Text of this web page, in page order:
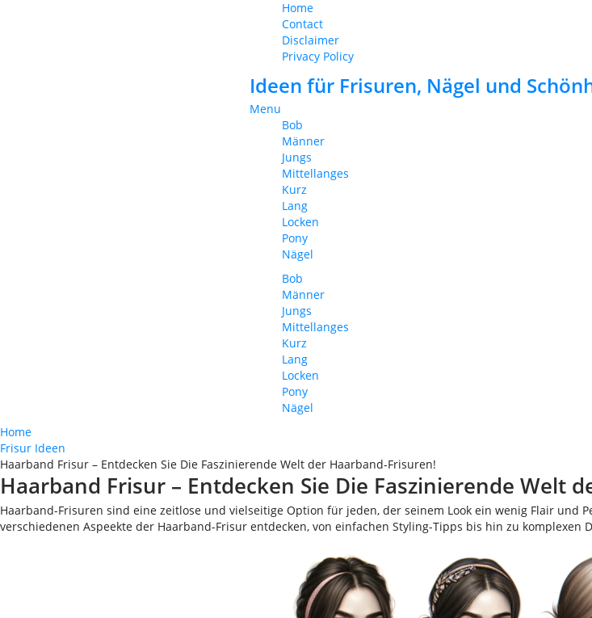
Home
Contact
Disclaimer
Privacy Policy
Ideen für Frisuren, Nägel und
Menu
Bob
Männer
Jungs
Mittellanges
Kurz
Lang
Locken
Pony
Nägel
Bob
Männer
Jungs
Mittellanges
Kurz
Lang
Locken
Pony
Nägel
Home
Frisur Ideen
Haarband Frisur – Entdecken Sie Die Faszinierende Welt der Haarband-Frisuren!
Haarband Frisur – Entdecken Sie Die Faszinierende Welt
Haarband-Frisuren sind eine zeitlose und vielseitige Option für jeden, der seinem Look ein wenig Flair
verschiedenen Aspeekte der Haarband-Frisur entdecken, von einfachen Styling-Tipps bis hin zu